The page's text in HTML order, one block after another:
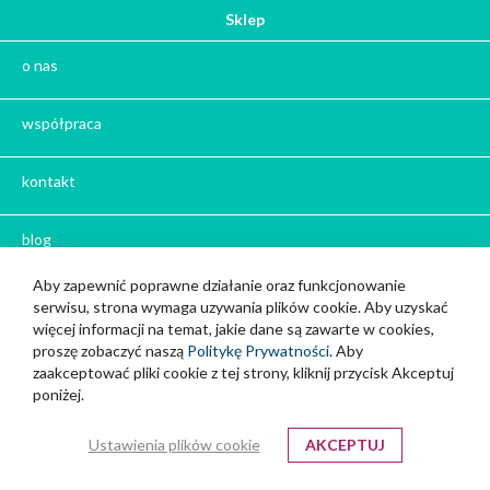
Prezent dla szwagra
Prezent na Mikołajki
Prezent na Dzień Kobiet
Kawa na prezent
Kalendarze adwentowe
Zima
Jesień
Ile gram ma łyżeczka do herbaty?
Sklep
o nas
współpraca
kontakt
blog
nasi partnerzy
oferta dla klientów biznesowych
Aby zapewnić poprawne działanie oraz funkcjonowanie
serwisu, strona wymaga uzywania plików cookie. Aby uzyskać
więcej informacji na temat, jakie dane są zawarte w cookies,
proszę zobaczyć naszą Politykę Prywatności. Aby
zaakceptować pliki cookie z tej strony, kliknij przycisk Akceptuj
poniżej.
Ustawienia plików cookie AKCEPTUJ